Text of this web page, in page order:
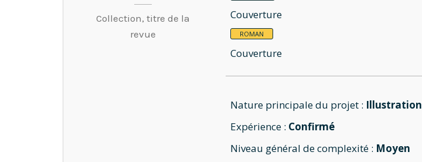
Collection, titre de la
revue
Couverture
ROMAN
Couverture
Nature principale du projet : Illustration
Expérience : Confirmé
Niveau général de complexité : Moyen